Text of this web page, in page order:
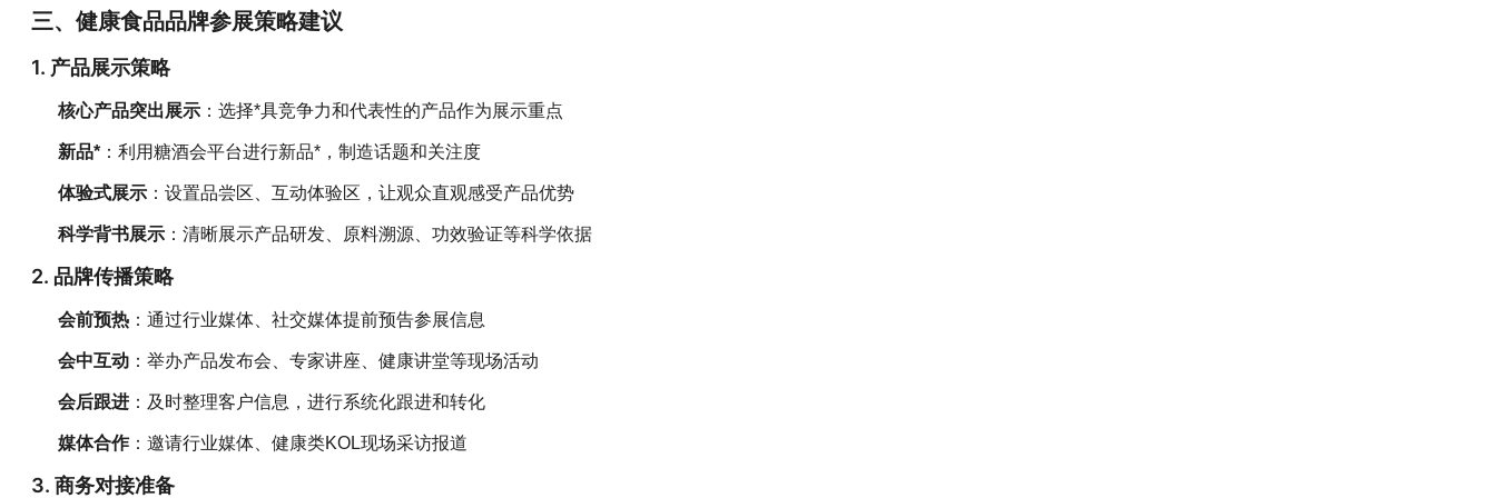
三、健康食品品牌参展策略建议
1. 产品展示策略
核心产品突出展示 ：选择*具竞争力和代表性的产品作为展示重点
新品* ：利用糖酒会平台进行新品*，制造话题和关注度
体验式展示 ：设置品尝区、互动体验区，让观众直观感受产品优势
科学背书展示 ：清晰展示产品研发、原料溯源、功效验证等科学依据
2. 品牌传播策略
会前预热 ：通过行业媒体、社交媒体提前预告参展信息
会中互动 ：举办产品发布会、专家讲座、健康讲堂等现场活动
会后跟进 ：及时整理客户信息，进行系统化跟进和转化
媒体合作：邀请行业媒体、健康类KOL现场采访报道
3. 商务对接准备